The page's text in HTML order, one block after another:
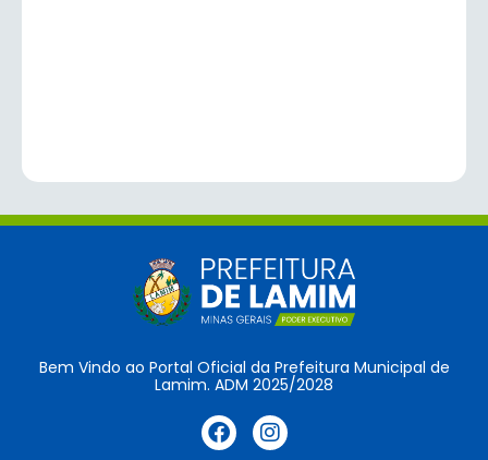
Bem Vindo ao Portal Oficial da Prefeitura Municipal de
Lamim. ADM 2025/2028